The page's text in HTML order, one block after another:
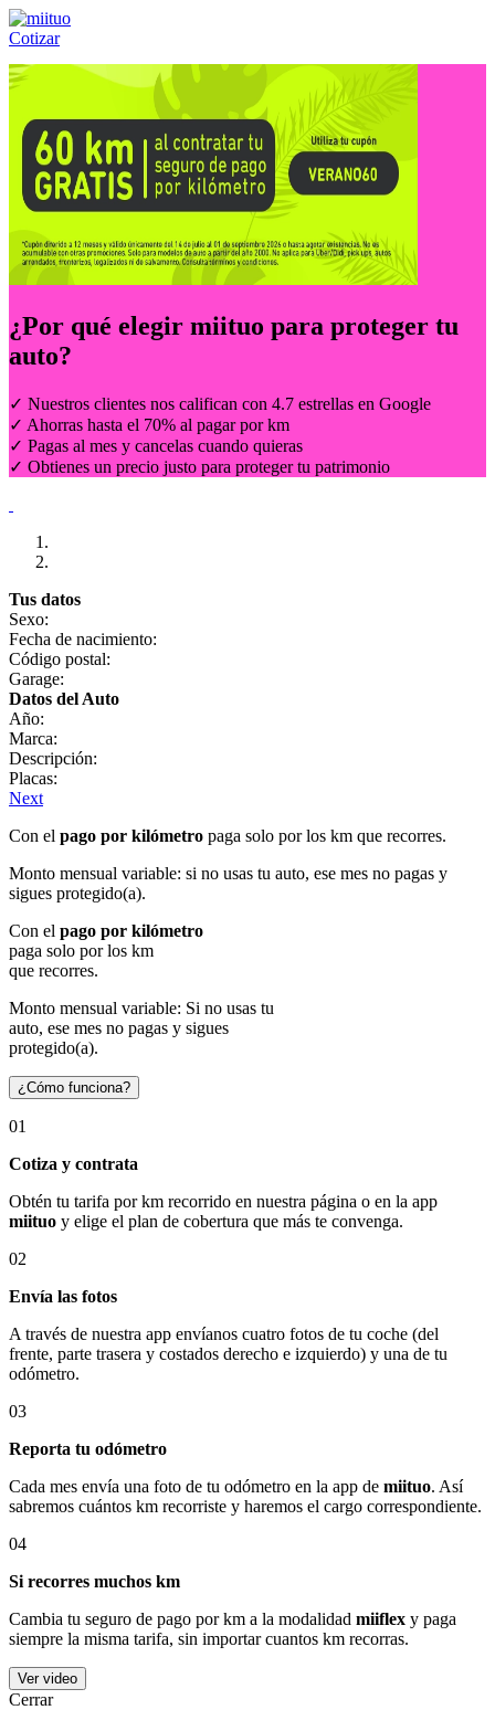
Cotizar
Llámanos al:(55) 84-21-05-00 ó
¿Por qué elegir miituo para proteger tu
auto?
✓ Nuestros clientes nos califican con 4.7 estrellas en Google
✓ Ahorras hasta el 70% al pagar por km
✓ Pagas al mes y cancelas cuando quieras
✓ Obtienes un precio justo para proteger tu patrimonio
Tus datos
Sexo:
Fecha de nacimiento:
Código postal:
Garage:
Datos del Auto
Año:
Marca:
Descripción:
Placas:
Next
Con el pago por kilómetro paga solo por los km que recorres.
Monto mensual variable: si no usas tu auto, ese mes no pagas y
sigues protegido(a).
Con el pago por kilómetro
paga solo por los km
que recorres.
Monto mensual variable: Si no usas tu
auto, ese mes no pagas y sigues
protegido(a).
¿Cómo funciona?
01
Cotiza y contrata
Obtén tu tarifa por km recorrido en nuestra página o en la app
miituo y elige el plan de cobertura que más te convenga.
02
Envía las fotos
A través de nuestra app envíanos cuatro fotos de tu coche (del
frente, parte trasera y costados derecho e izquierdo) y una de tu
odómetro.
03
Reporta tu odómetro
Cada mes envía una foto de tu odómetro en la app de miituo. Así
sabremos cuántos km recorriste y haremos el cargo correspondiente.
04
Si recorres muchos km
Cambia tu seguro de pago por km a la modalidad miiflex y paga
siempre la misma tarifa, sin importar cuantos km recorras.
Ver video
Cerrar